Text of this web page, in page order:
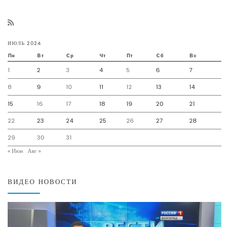
ИЮЛЬ 2024
Пн Вт Ср Чт Пт Сб Вс
1 2 3 4 5 6 7
8 9 10 11 12 13 14
15 16 17 18 19 20 21
22 23 24 25 26 27 28
29 30
31
« Июн Авг »
ВИДЕО НОВОСТИ